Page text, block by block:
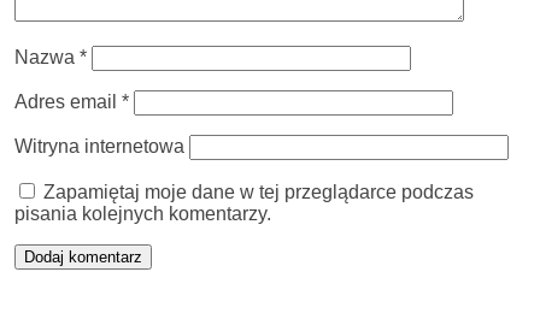
Nazwa *
Adres email *
Witryna internetowa
Zapamiętaj moje dane w tej przeglądarce podczas
pisania kolejnych komentarzy.